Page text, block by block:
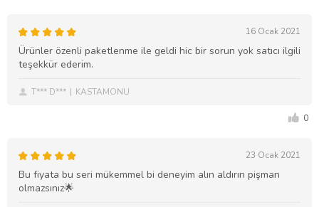
16 Ocak 2021
Ürünler özenli paketlenme ile geldi hic bir sorun yok satıcı ilgili
teşekkür ederim.
T*** D*** KASTAMONU
0
23 Ocak 2021
Bu fiyata bu seri mükemmel bi deneyim alın aldırın pişman
olmazsınız🌟